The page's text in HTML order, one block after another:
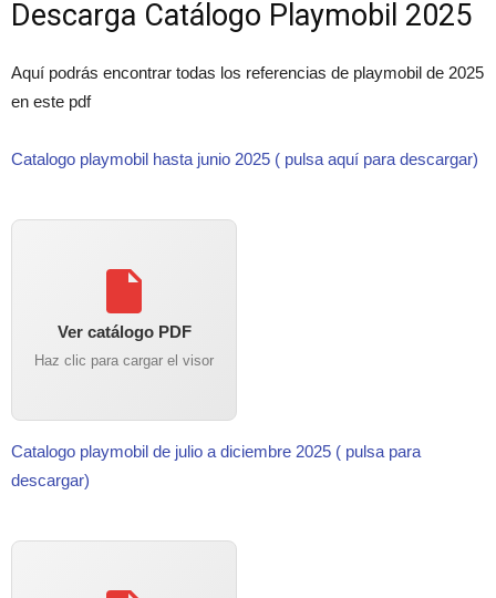
Descarga Catálogo Playmobil 2025
Aquí podrás encontrar todas los referencias de playmobil de 2025
en este pdf
Catalogo playmobil hasta junio 2025 ( pulsa aquí para descargar)
Ver catálogo PDF
Haz clic para cargar el visor
Catalogo playmobil de julio a diciembre 2025 ( pulsa para
descargar)